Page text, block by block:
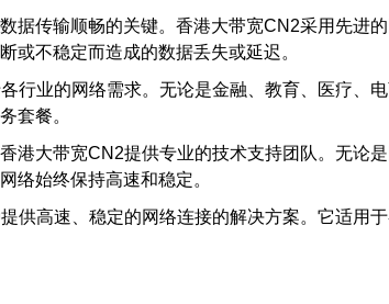
据传输顺畅的关键。香港大带宽CN2采用先进
或不稳定而造成的数据丢失或延迟。
行业的网络需求。无论是金融、教育、医疗、
套餐。
港大带宽CN2提供专业的技术支持团队。无论
络始终保持高速和稳定。
供高速、稳定的网络连接的解决方案。它适用